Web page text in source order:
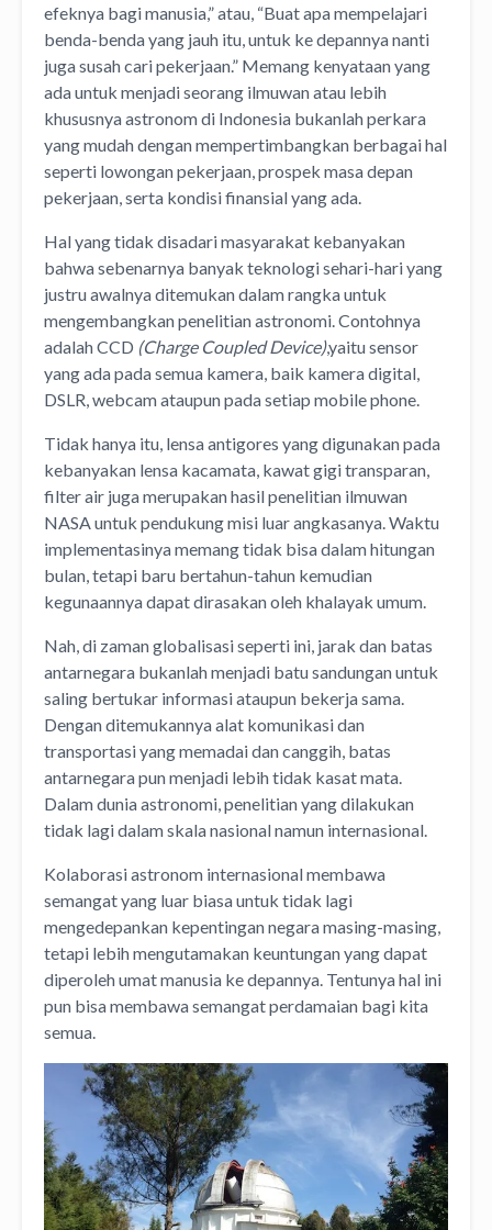
efeknya bagi manusia,” atau, “Buat apa mempelajari
benda-benda yang jauh itu, untuk ke depannya nanti
juga susah cari pekerjaan.” Memang kenyataan yang
ada untuk menjadi seorang ilmuwan atau lebih
khususnya astronom di Indonesia bukanlah perkara
yang mudah dengan mempertimbangkan berbagai hal
seperti lowongan pekerjaan, prospek masa depan
pekerjaan, serta kondisi finansial yang ada.
Hal yang tidak disadari masyarakat kebanyakan
bahwa sebenarnya banyak teknologi sehari-hari yang
justru awalnya ditemukan dalam rangka untuk
mengembangkan penelitian astronomi. Contohnya
adalah CCD (Charge Coupled Device),yaitu sensor
yang ada pada semua kamera, baik kamera digital,
DSLR, webcam ataupun pada setiap mobile phone.
Tidak hanya itu, lensa antigores yang digunakan pada
kebanyakan lensa kacamata, kawat gigi transparan,
filter air juga merupakan hasil penelitian ilmuwan
NASA untuk pendukung misi luar angkasanya. Waktu
implementasinya memang tidak bisa dalam hitungan
bulan, tetapi baru bertahun-tahun kemudian
kegunaannya dapat dirasakan oleh khalayak umum.
Nah, di zaman globalisasi seperti ini, jarak dan batas
antarnegara bukanlah menjadi batu sandungan untuk
saling bertukar informasi ataupun bekerja sama.
Dengan ditemukannya alat komunikasi dan
transportasi yang memadai dan canggih, batas
antarnegara pun menjadi lebih tidak kasat mata.
Dalam dunia astronomi, penelitian yang dilakukan
tidak lagi dalam skala nasional namun internasional.
Kolaborasi astronom internasional membawa
semangat yang luar biasa untuk tidak lagi
mengedepankan kepentingan negara masing-masing,
tetapi lebih mengutamakan keuntungan yang dapat
diperoleh umat manusia ke depannya. Tentunya hal ini
pun bisa membawa semangat perdamaian bagi kita
semua.